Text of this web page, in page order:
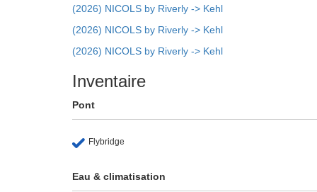
(2026) NICOLS by Riverly -> Kehl
(2026) NICOLS by Riverly -> Kehl
(2026) NICOLS by Riverly -> Kehl
Inventaire
Pont
Flybridge
Eau & climatisation